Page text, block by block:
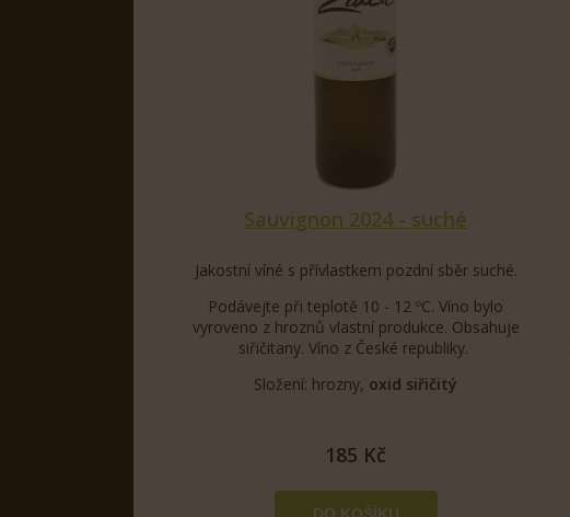
Sauvignon 2024 - suché
Jakostní víné s přívlastkem pozdní sběr suché.
Podávejte při teplotě 10 - 12 ºC. Víno bylo
vyroveno z hroznů vlastní produkce. Obsahuje
siřičitany. Víno z České republiky.
Složení: hrozny, oxid siřičitý
185 Kč